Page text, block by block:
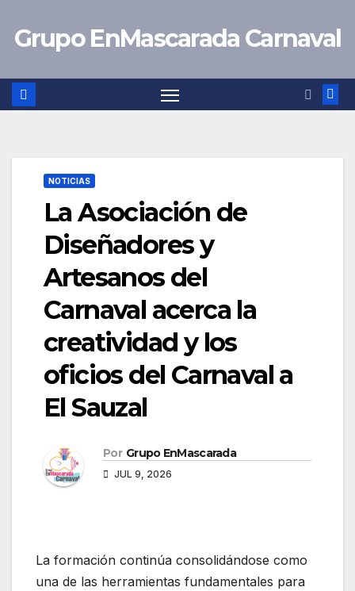
Grupo EnMascarada Carnaval
NOTICIAS
La Asociación de
Diseñadores y
Artesanos del
Carnaval acerca la
creatividad y los
oficios del Carnaval a
El Sauzal
Por Grupo EnMascarada
JUL 9, 2026
La formación continúa consolidándose como
una de las herramientas fundamentales para